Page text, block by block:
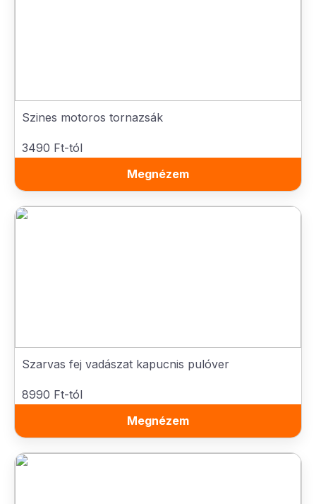
Szines motoros tornazsák
3490 Ft-tól
Megnézem
Szarvas fej vadászat kapucnis pulóver
8990 Ft-tól
Megnézem